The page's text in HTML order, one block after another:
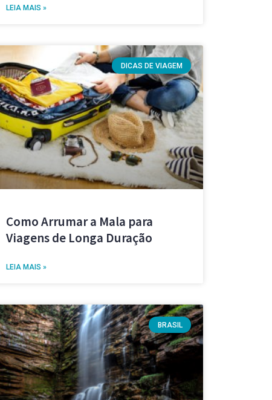
LEIA MAIS »
DICAS DE VIAGEM
Como Arrumar a Mala para
Viagens de Longa Duração
LEIA MAIS »
BRASIL